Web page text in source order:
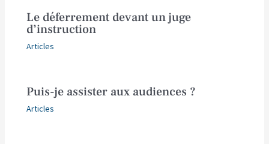
Le déferrement devant un juge
d’instruction
Articles
Puis-je assister aux audiences ?
Articles